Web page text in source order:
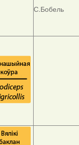
С.Бобель